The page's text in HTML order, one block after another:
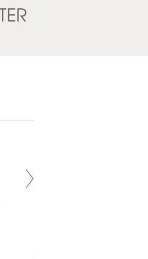
Notre site Odyssee est un portail